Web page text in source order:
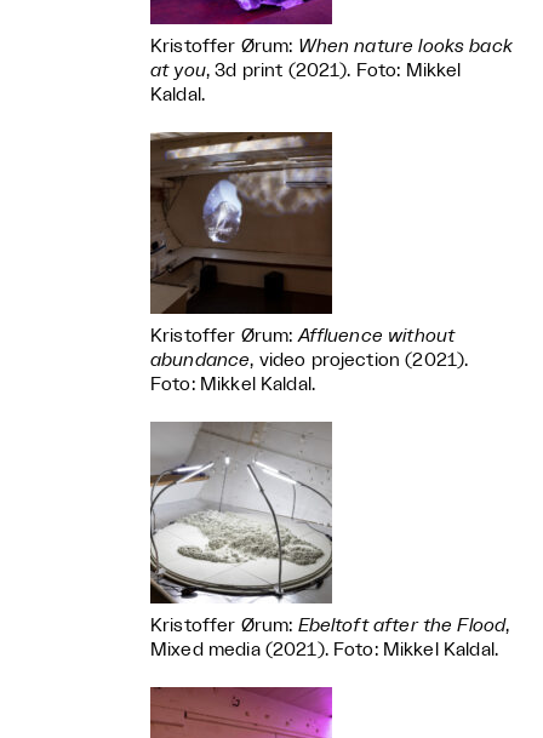
Kristoffer Ørum: When nature looks back
at you, 3d print (2021). Foto: Mikkel
Kaldal.
Kristoffer Ørum:Affluence without
abundance, video projection (2021).
Foto: Mikkel Kaldal.
Kristoffer Ørum: Ebeltoft after the Flood,
Mixed media (2021). Foto: Mikkel Kaldal.